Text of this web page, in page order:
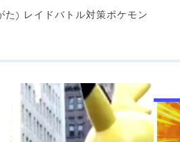
た) レイドバトル対策ポケモン